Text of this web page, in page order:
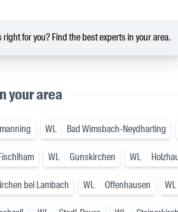
for you? Find the best experts in your area.
your area
WL Bad Wimsbach-Neydharting
WL Gunskirchen WL
bei Lambach WL Offenhausen WL